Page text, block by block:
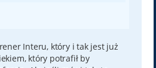
Interu, który i tak jest już
który potrafił by